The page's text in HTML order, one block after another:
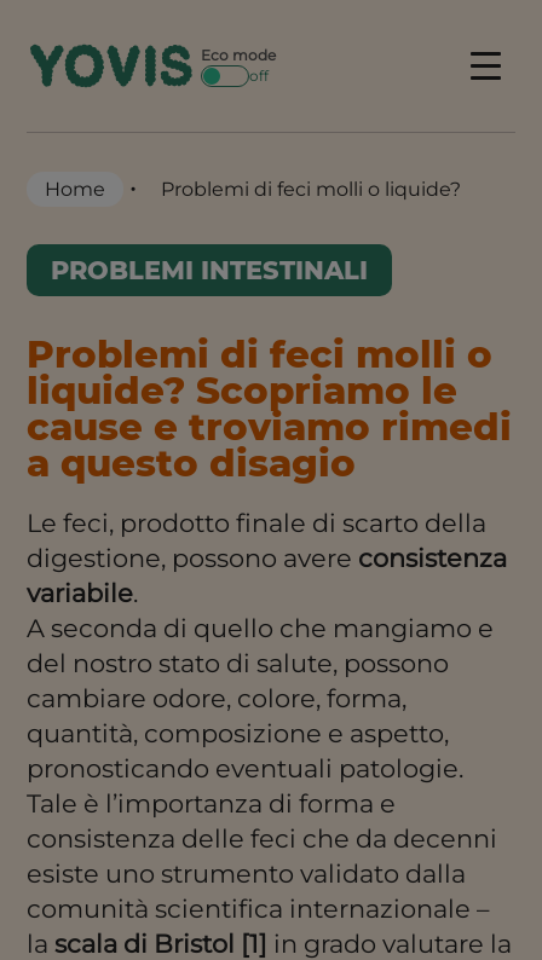
content
Eco mode
off
Menu
Home • Problemi di feci molli o liquide?
PROBLEMI INTESTINALI
Problemi di feci molli o
liquide? Scopriamo le
cause e troviamo rimedi
a questo disagio
Le feci, prodotto finale di scarto della
digestione, possono avere consistenza
variabile.
A seconda di quello che mangiamo e
del nostro stato di salute, possono
cambiare odore, colore, forma,
quantità, composizione e aspetto,
pronosticando eventuali patologie.
Tale è l’importanza di forma e
consistenza delle feci che da decenni
esiste uno strumento validato dalla
comunità scientifica internazionale –
lascala di Bristol [1] in grado valutare la